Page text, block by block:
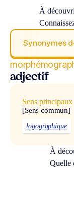
À
Synonymes
adjectif
Sens principaux
[Sens commun]
logographique
À
Quelle